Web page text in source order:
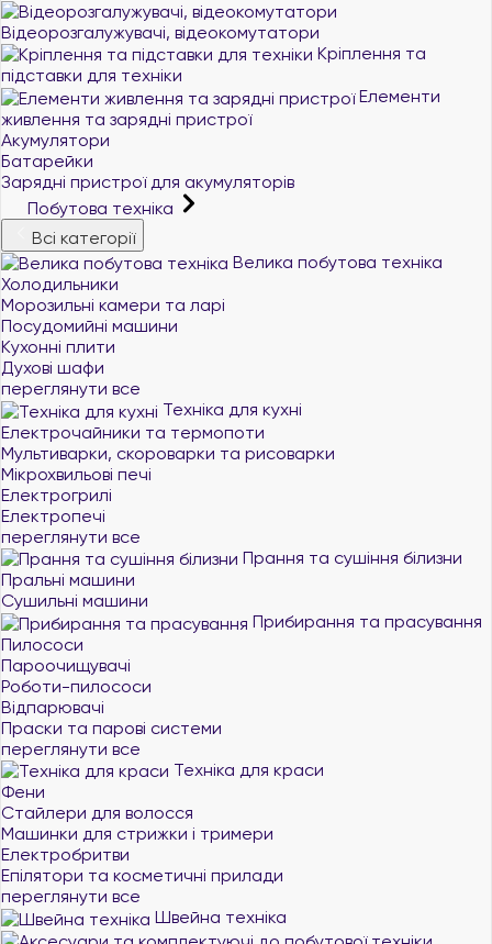
Відеорозгалужувачі, відеокомутатори
Кріплення та
підставки для техніки
Елементи
живлення та зарядні пристрої
Акумулятори
Батарейки
Зарядні пристрої для акумуляторів
Побутова техніка
Всі категорії
Велика побутова техніка
Холодильники
Морозильні камери та ларі
Посудомийні машини
Кухонні плити
Духові шафи
переглянути все
Техніка для кухні
Електрочайники та термопоти
Мультиварки, скороварки та рисоварки
Мікрохвильові печі
Електрогрилі
Електропечі
переглянути все
Прання та сушіння білизни
Пральні машини
Сушильні машини
Прибирання та прасування
Пилососи
Пароочищувачі
Роботи-пилососи
Відпарювачі
Праски та парові системи
переглянути все
Техніка для краси
Фени
Стайлери для волосся
Машинки для стрижки і тримери
Електробритви
Епілятори та косметичні прилади
переглянути все
Швейна техніка